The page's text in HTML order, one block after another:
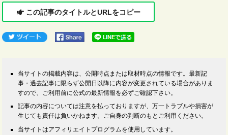
この記事のタイトルとURLをコピー
当サイトの掲載内容は、公開時点または取材時点の情報です。最新記
事・過去記事に限らず公開日以降に内容が変更されている場合がありま
すので、ご利用前に公式の最新情報を必ずご確認下さい。
記事の内容については注意を払っておりますが、万一トラブルや損害が
生じても責任は負いかねます。ご自身の判断のもとご利用ください。
当サイトはアフィリエイトプログラムを使用しています。